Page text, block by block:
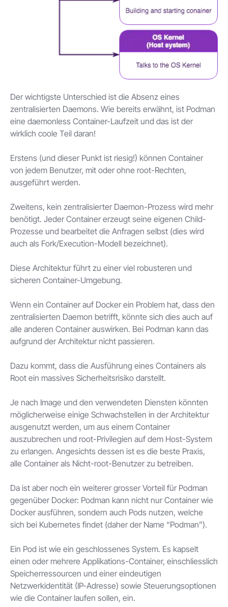
Der wichtigste Unterschied ist die Absenz eines
zentralisierten Daemons. Wie bereits erwähnt, ist Podman
eine daemonless Container-Laufzeit und das ist der
wirklich coole Teil daran!
Erstens (und dieser Punkt ist riesig!) können Container
von jedem Benutzer, mit oder ohne root-Rechten,
ausgeführt werden.
Zweitens, kein zentralisierter Daemon-Prozess wird mehr
benötigt. Jeder Container erzeugt seine eigenen Child-
Prozesse und bearbeitet die Anfragen selbst (dies wird
auch als Fork/Execution-Modell bezeichnet).
Diese Architektur führt zu einer viel robusteren und
sicheren Container-Umgebung.
Wenn ein Container auf Docker ein Problem hat, dass den
zentralisierten Daemon betrifft, könnte sich dies auch auf
alle anderen Container auswirken. Bei Podman kann das
aufgrund der Architektur nicht passieren.
Dazu kommt, dass die Ausführung eines Containers als
Root ein massives Sicherheitsrisiko darstellt.
Je nach Image und den verwendeten Diensten könnten
möglicherweise einige Schwachstellen in der Architektur
ausgenutzt werden, um aus einem Container
auszubrechen und root-Privilegien auf dem Host-System
zu erlangen. Angesichts dessen ist es die beste Praxis,
alle Container als Nicht-root-Benutzer zu betreiben.
Da ist aber noch ein weiterer grosser Vorteil für Podman
gegenüber Docker: Podman kann nicht nur Container wie
Docker ausführen, sondern auch Pods nutzen, welche
sich bei Kubernetes findet (daher der Name “Podman”).
Ein Pod ist wie ein geschlossenes System. Es kapselt
einen oder mehrere Applikations-Container, einschliesslich
Speicherressourcen und einer eindeutigen
Netzwerkidentität (IP-Adresse) sowie Steuerungsoptionen
wie die Container laufen sollen, ein.